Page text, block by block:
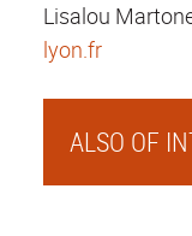
Lisalou
lyon.fr
ALSO OF